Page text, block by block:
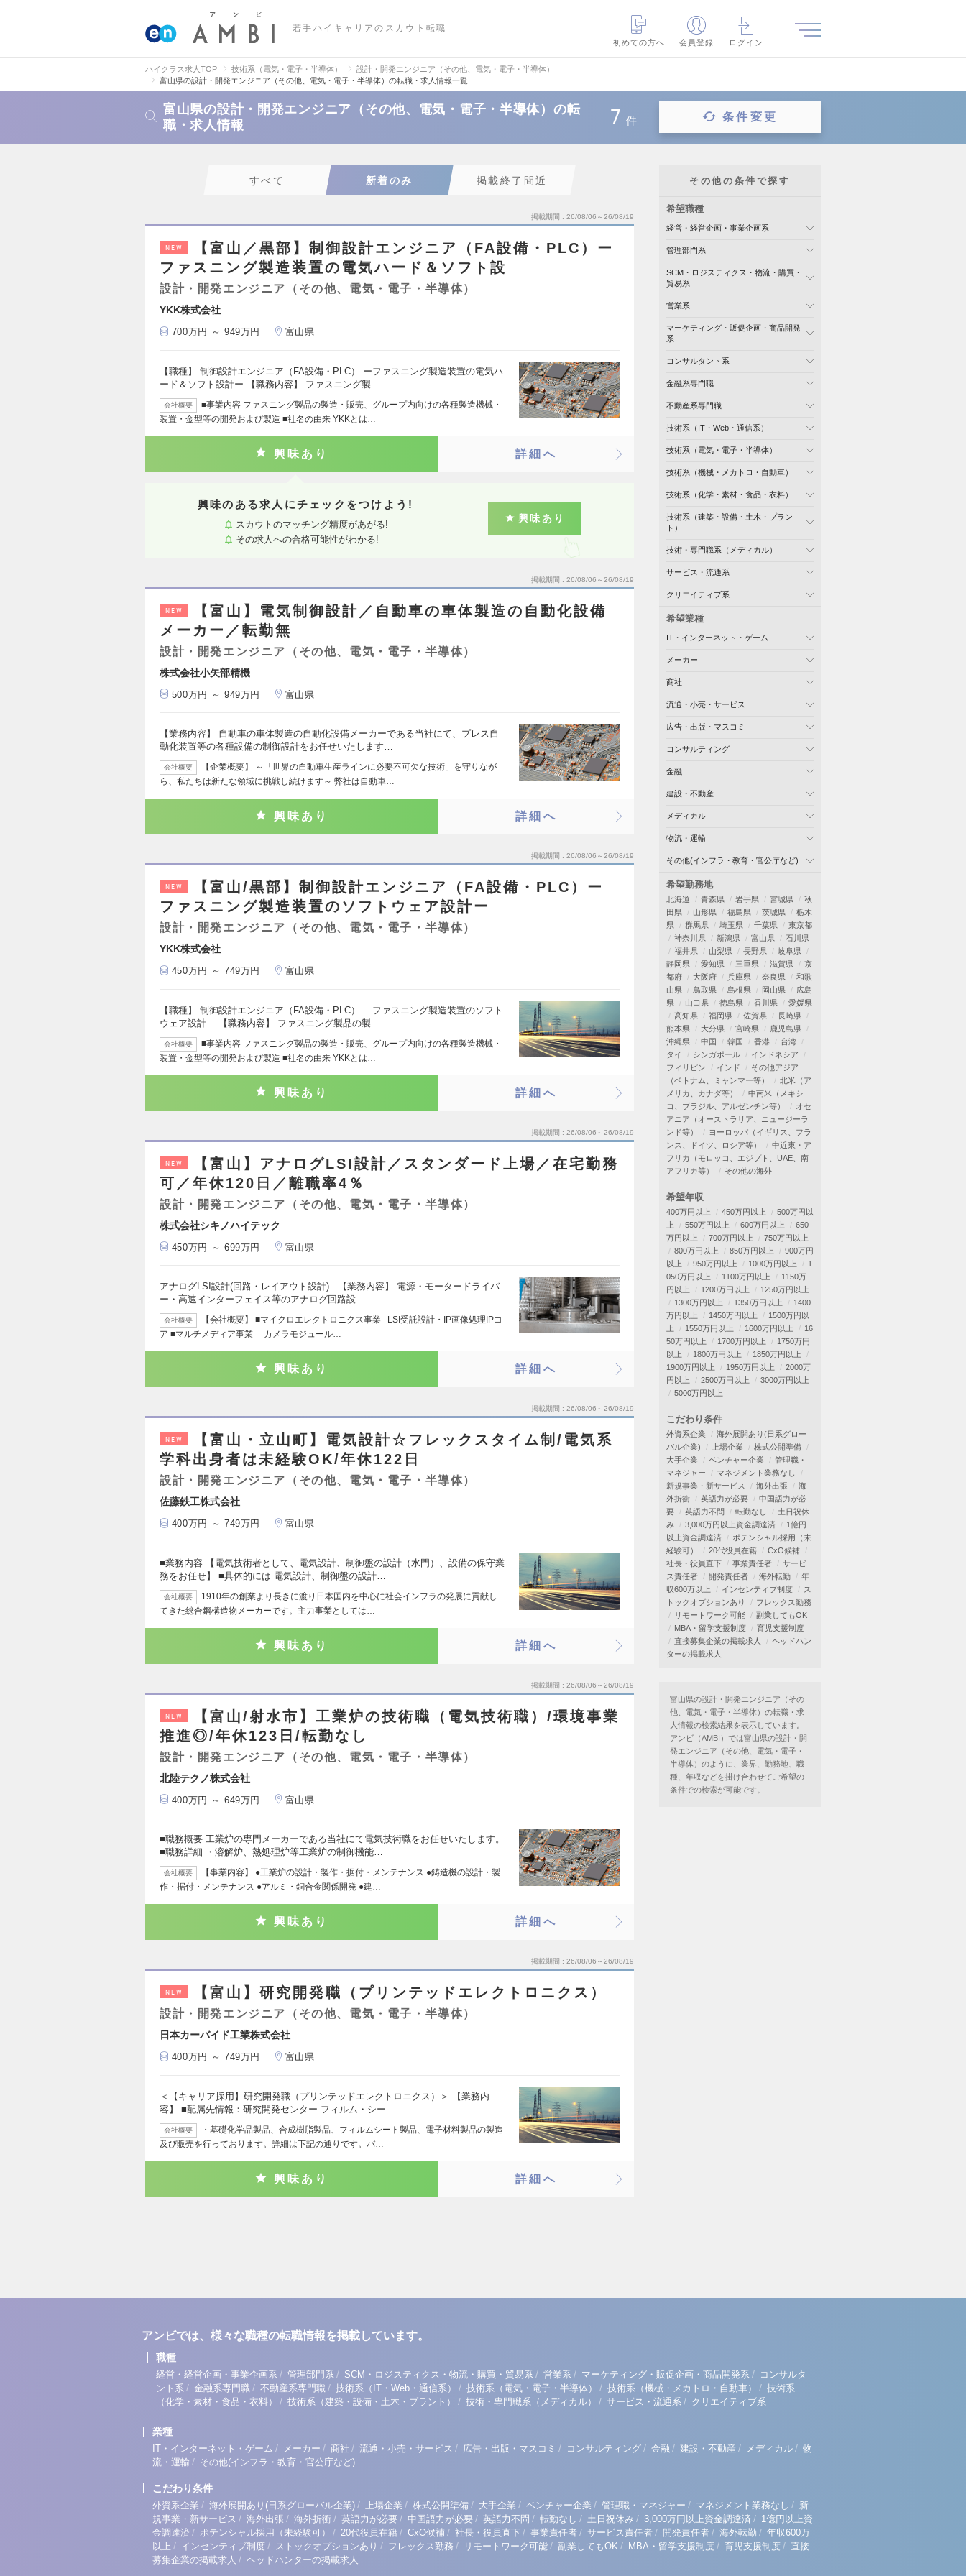
若手ハイキャリアのスカウト転職
初めての方へ
会員登録 ログイン
ハイクラス求人TOP 技術系（電気・電子・半導体）
設計・開発エンジニア（その他、電気・電子・半導体）
富山県の設計・開発エンジニア（その他、電気・電子・半導体）の転職・求人情報一覧
富山県の設計・開発エンジニア（その他、電気・電子・半導体）の転
職・求人情報
7 件 条件変更
すべて 新着のみ 掲載終了間近
掲載期間 26/08/06～26/08/19
NEW
【富山／黒部】制御設計エンジニア（FA設備・PLC）ー
ファスニング製造装置の電気ハード＆ソフト設
設計・開発エンジニア（その他、電気・電子・半導体）
YKK株式会社
700万円 ～ 949万円 富山県
【職種】 制御設計エンジニア（FA設備・PLC） ーファスニング製造装置の電気ハ
ード＆ソフト設計ー 【職務内容】 ファスニング製…
会社概要
■事業内容 ファスニング製品の製造・販売、グループ内向けの各種製造機械・
装置・金型等の開発および製造 ■社名の由来 YKKとは…
興味あり 詳細へ
興味のある求人にチェックをつけよう!
スカウトのマッチング精度があがる!
その求人への合格可能性がわかる!
興味あり
掲載期間 26/08/06～26/08/19
NEW
【富山】電気制御設計／自動車の車体製造の自動化設備
メーカー／転勤無
設計・開発エンジニア（その他、電気・電子・半導体）
株式会社小矢部精機
500万円 ～ 949万円 富山県
【業務内容】 自動車の車体製造の自動化設備メーカーである当社にて、プレス自
動化装置等の各種設備の制御設計をお任せいたします…
会社概要
【企業概要】 ～「世界の自動車生産ラインに必要不可欠な技術」を守りなが
ら、私たちは新たな領域に挑戦し続けます～ 弊社は自動車…
興味あり 詳細へ
掲載期間 26/08/06～26/08/19
NEW
【富山/黒部】制御設計エンジニア（FA設備・PLC）ー
ファスニング製造装置のソフトウェア設計ー
設計・開発エンジニア（その他、電気・電子・半導体）
YKK株式会社
450万円 ～ 749万円 富山県
【職種】 制御設計エンジニア（FA設備・PLC） ―ファスニング製造装置のソフト
ウェア設計― 【職務内容】 ファスニング製品の製…
会社概要
■事業内容 ファスニング製品の製造・販売、グループ内向けの各種製造機械・
装置・金型等の開発および製造 ■社名の由来 YKKとは…
興味あり 詳細へ
掲載期間 26/08/06～26/08/19
NEW
【富山】アナログLSI設計／スタンダード上場／在宅勤務
可／年休120日／離職率4％
設計・開発エンジニア（その他、電気・電子・半導体）
株式会社シキノハイテック
450万円 ～ 699万円 富山県
アナログLSI設計(回路・レイアウト設計) 【業務内容】 電源・モータードライバ
ー・高速インターフェイス等のアナログ回路設…
会社概要
【会社概要】 ■マイクロエレクトロニクス事業 LSI受託設計・IP画像処理IPコ
ア ■マルチメディア事業 カメラモジュール…
興味あり 詳細へ
掲載期間 26/08/06～26/08/19
NEW
【富山・立山町】電気設計☆フレックスタイム制/電気系
学科出身者は未経験OK/年休122日
設計・開発エンジニア（その他、電気・電子・半導体）
佐藤鉄工株式会社
400万円 ～ 749万円 富山県
■業務内容 【電気技術者として、電気設計、制御盤の設計（水門）、設備の保守業
務をお任せ】 ■具体的には 電気設計、制御盤の設計…
会社概要
1910年の創業より長きに渡り日本国内を中心に社会インフラの発展に貢献し
てきた総合鋼構造物メーカーです。主力事業としては…
興味あり 詳細へ
掲載期間 26/08/06～26/08/19
NEW
【富山/射水市】工業炉の技術職（電気技術職）/環境事業
推進◎/年休123日/転勤なし
設計・開発エンジニア（その他、電気・電子・半導体）
北陸テクノ株式会社
400万円 ～ 649万円 富山県
■職務概要 工業炉の専門メーカーである当社にて電気技術職をお任せいたします。
■職務詳細 ・溶解炉、熱処理炉等工業炉の制御機能…
会社概要
【事業内容】 ●工業炉の設計・製作・据付・メンテナンス ●鋳造機の設計・製
作・据付・メンテナンス ●アルミ・銅合金関係開発 ●建…
興味あり 詳細へ
掲載期間 26/08/06～26/08/19
NEW 【富山】研究開発職（プリンテッドエレクトロニクス）
設計・開発エンジニア（その他、電気・電子・半導体）
日本カーバイド工業株式会社
400万円 ～ 749万円 富山県
＜【キャリア採用】研究開発職（プリンテッドエレクトロニクス）＞ 【業務内
容】 ■配属先情報：研究開発センター フィルム・シー…
会社概要
・基礎化学品製品、合成樹脂製品、フィルムシート製品、電子材料製品の製造
及び販売を行っております。詳細は下記の通りです。バ…
興味あり 詳細へ
その他の条件で探す
希望職種
経営・経営企画・事業企画系
管理部門系
SCM・ロジスティクス・物流・購買・
貿易系
営業系
マーケティング・販促企画・商品開発
系
コンサルタント系
金融系専門職
不動産系専門職
技術系（IT・Web・通信系）
技術系（電気・電子・半導体）
技術系（機械・メカトロ・自動車）
技術系（化学・素材・食品・衣料）
技術系（建築・設備・土木・プラン
ト）
技術・専門職系（メディカル）
サービス・流通系
クリエイティブ系
希望業種
IT・インターネット・ゲーム
メーカー
商社
流通・小売・サービス
広告・出版・マスコミ
コンサルティング
金融
建設・不動産
メディカル
物流・運輸
その他(インフラ・教育・官公庁など)
希望勤務地
北海道 青森県 岩手県 宮城県
秋
田県
山形県 福島県 茨城県
栃木
県
群馬県 埼玉県 千葉県
東京都
神奈川県
新潟県 富山県
石川県
福井県
山梨県 長野県
岐阜県
静岡県
愛知県 三重県 滋賀県
京
都府
大阪府 兵庫県 奈良県
和歌
山県
鳥取県 島根県 岡山県
広島
県
山口県 徳島県 香川県
愛媛県
高知県
福岡県 佐賀県
長崎県
熊本県
大分県 宮崎県
鹿児島県
沖縄県
中国 韓国 香港
台湾
タイ
シンガポール
インドネシア
フィリピン
インド
その他アジア
（ベトナム、ミャンマー等）
北米（ア
メリカ、カナダ等）
中南米（メキシ
コ、ブラジル、アルゼンチン等）
オセ
アニア（オーストラリア、ニュージーラ
ンド等）
ヨーロッパ（イギリス、フラ
ンス、ドイツ、ロシア等）
中近東・ア
フリカ（モロッコ、エジプト、UAE、南
アフリカ等）
その他の海外
希望年収
400万円以上 450万円以上
500万円以
上
550万円以上 600万円以上
650
万円以上
700万円以上
750万円以上
800万円以上
850万円以上
900万円
以上
950万円以上 1000万円以上
1
050万円以上
1100万円以上
1150万
円以上
1200万円以上
1250万円以上
1300万円以上
1350万円以上
1400
万円以上
1450万円以上
1500万円以
上
1550万円以上 1600万円以上
16
50万円以上
1700万円以上
1750万円
以上
1800万円以上
1850万円以上
1900万円以上
1950万円以上
2000万
円以上
2500万円以上
3000万円以上
5000万円以上
こだわり条件
外資系企業
海外展開あり(日系グロー
バル企業)
上場企業
株式公開準備
大手企業
ベンチャー企業
管理職・
マネジャー
マネジメント業務なし
新規事業・新サービス
海外出張
海
外折衝
英語力が必要
中国語力が必
要
英語力不問 転勤なし
土日祝休
み
3,000万円以上資金調達済
1億円
以上資金調達済
ポテンシャル採用（未
経験可）
20代役員在籍
CxO候補
社長・役員直下
事業責任者
サービ
ス責任者
開発責任者 海外転勤
年
収600万以上
インセンティブ制度
ス
トックオプションあり
フレックス勤務
リモートワーク可能
副業してもOK
MBA・留学支援制度
育児支援制度
直接募集企業の掲載求人
ヘッドハン
ターの掲載求人
富山県の設計・開発エンジニア（その
他、電気・電子・半導体）の転職・求
人情報の検索結果を表示しています。
アンビ（AMBI）では富山県の設計・開
発エンジニア（その他、電気・電子・
半導体）のように、業界、勤務地、職
種、年収などを掛け合わせてご希望の
条件での検索が可能です。
アンビでは、様々な職種の転職情報を掲載しています。
職種
経営・経営企画・事業企画系 / 管理部門系 / SCM・ロジスティクス・物流・購買・貿易系 / 営業系 / マーケティング・販促企画・商品開発系 / コンサルタ
ント系 / 金融系専門職 / 不動産系専門職 / 技術系（IT・Web・通信系） / 技術系（電気・電子・半導体） / 技術系（機械・メカトロ・自動車） / 技術系
（化学・素材・食品・衣料）
/ 技術系（建築・設備・土木・プラント） / 技術・専門職系（メディカル） / サービス・流通系 / クリエイティブ系
業種
IT・インターネット・ゲーム / メーカー / 商社 / 流通・小売・サービス / 広告・出版・マスコミ / コンサルティング / 金融 / 建設・不動産 / メディカル / 物
流・運輸 / その他(インフラ・教育・官公庁など)
こだわり条件
外資系企業 / 海外展開あり(日系グローバル企業) / 上場企業 / 株式公開準備 / 大手企業 / ベンチャー企業 / 管理職・マネジャー / マネジメント業務なし / 新
規事業・新サービス / 海外出張 / 海外折衝 / 英語力が必要 / 中国語力が必要 / 英語力不問 / 転勤なし / 土日祝休み / 3,000万円以上資金調達済 / 1億円以上資
金調達済 / ポテンシャル採用（未経験可） / 20代役員在籍 / CxO候補 / 社長・役員直下 / 事業責任者 / サービス責任者 / 開発責任者 / 海外転勤 / 年収600万
以上 / インセンティブ制度 / ストックオプションあり / フレックス勤務 / リモートワーク可能 / 副業してもOK / MBA・留学支援制度 / 育児支援制度 / 直接
募集企業の掲載求人 / ヘッドハンターの掲載求人